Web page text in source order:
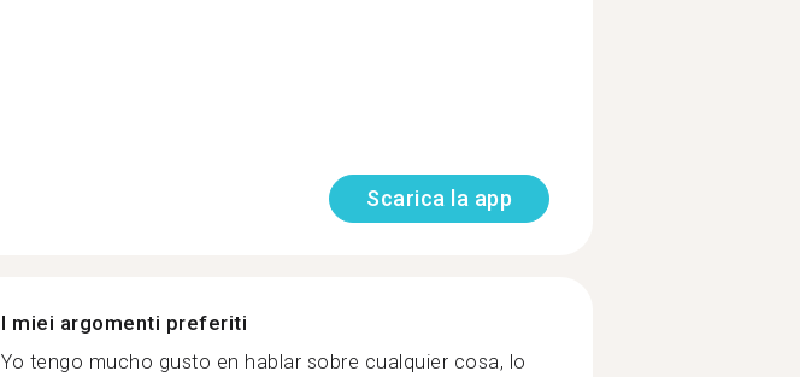
Scarica la app
I miei argomenti preferiti
Yo tengo mucho gusto en hablar sobre cualquier cosa, lo